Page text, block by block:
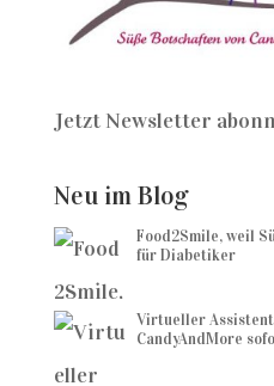
Jetzt Newsletter
Neu im Blog
Food2Smile, weil
für Diabetiker
Virtueller Assistent
CandyAndMore